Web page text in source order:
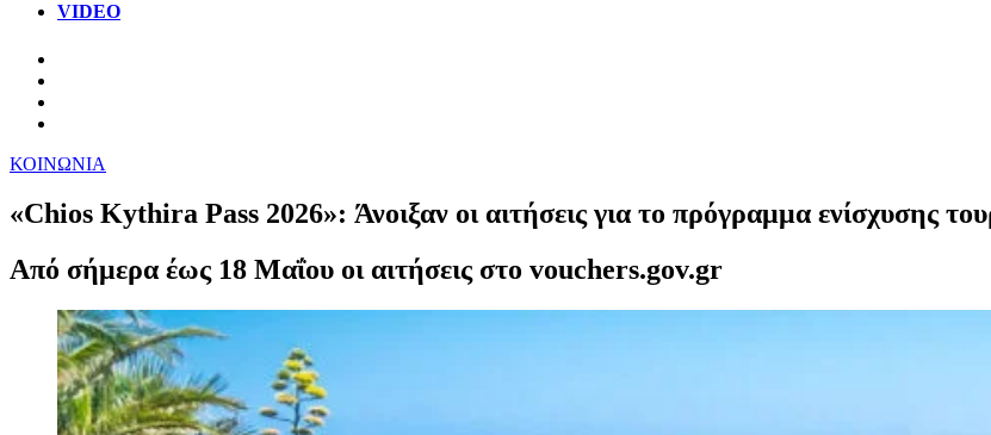
VIDEO
ΚΟΙΝΩΝΙΑ
«Chios Kythira Pass 2026»: Άνοιξαν οι αιτήσεις για το πρόγραμμα ενίσχυσης
Από σήμερα έως 18 Μαΐου οι αιτήσεις στο vouchers.gov.gr